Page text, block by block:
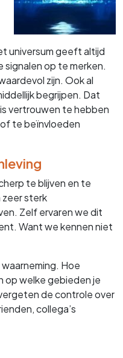
universum geeft altijd
signalen op te merken.
zijn. Ook al
begrijpen. Dat
vertrouwen te hebben
te beïnvloeden
te blijven en te
zeer sterk
Zelf ervaren we dit
Want we kennen niet
Hoe
op welke gebieden je
de controle over
collega’s